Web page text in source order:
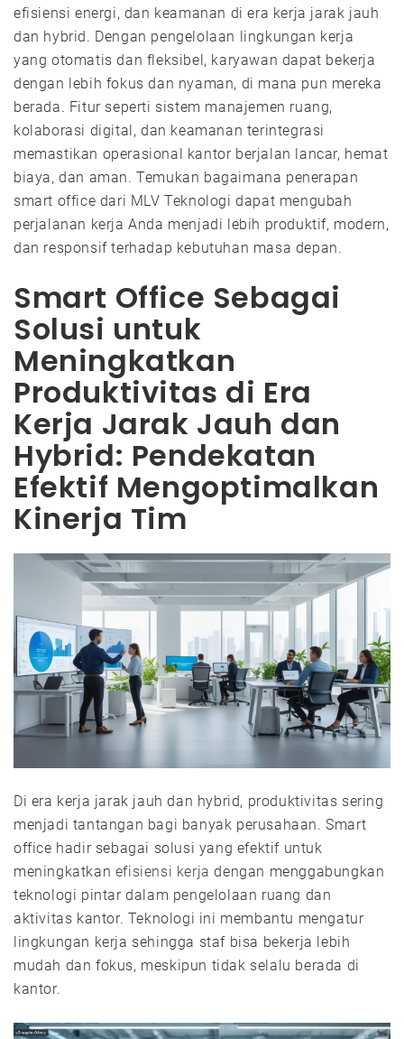
efisiensi energi, dan keamanan di era kerja jarak jauh
dan hybrid. Dengan pengelolaan lingkungan kerja
yang otomatis dan fleksibel, karyawan dapat bekerja
dengan lebih fokus dan nyaman, di mana pun mereka
berada. Fitur seperti sistem manajemen ruang,
kolaborasi digital, dan keamanan terintegrasi
memastikan operasional kantor berjalan lancar, hemat
biaya, dan aman. Temukan bagaimana penerapan
smart office dari MLV Teknologi dapat mengubah
perjalanan kerja Anda menjadi lebih produktif, modern,
dan responsif terhadap kebutuhan masa depan.
Smart Office Sebagai
Solusi untuk
Meningkatkan
Produktivitas di Era
Kerja Jarak Jauh dan
Hybrid: Pendekatan
Efektif Mengoptimalkan
Kinerja Tim
Di era kerja jarak jauh dan hybrid, produktivitas sering
menjadi tantangan bagi banyak perusahaan. Smart
office hadir sebagai solusi yang efektif untuk
meningkatkan efisiensi kerja dengan menggabungkan
teknologi pintar dalam pengelolaan ruang dan
aktivitas kantor. Teknologi ini membantu mengatur
lingkungan kerja sehingga staf bisa bekerja lebih
mudah dan fokus, meskipun tidak selalu berada di
kantor.